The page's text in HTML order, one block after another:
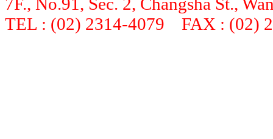
TEL : (02) 2314-4079 FAX : (02)